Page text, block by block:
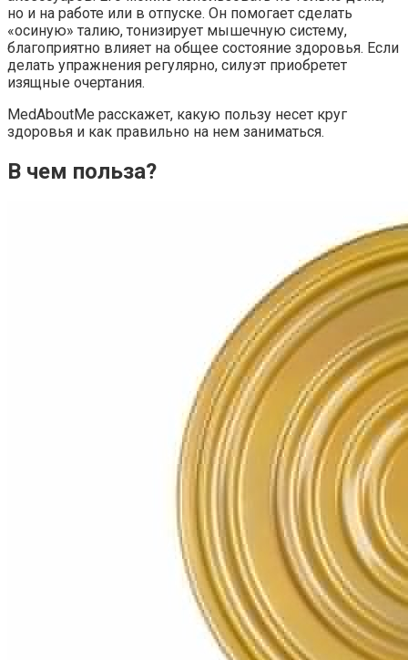
но и на работе или в отпуске. Он помогает сделать
«осиную» талию, тонизирует мышечную систему,
благоприятно влияет на общее состояние здоровья. Если
делать упражнения регулярно, силуэт приобретет
изящные очертания.
MedAboutMe расскажет, какую пользу несет круг
здоровья и как правильно на нем заниматься.
В чем польза?